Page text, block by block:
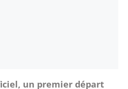
un premier départ